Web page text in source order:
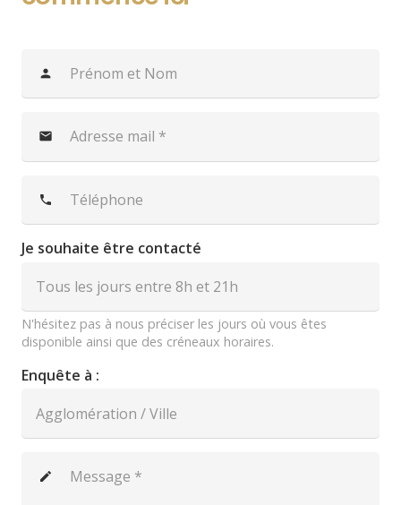
person
mail
phone
Je souhaite être contacté
N'hésitez pas à nous préciser les jours où vous êtes
disponible ainsi que des créneaux horaires.
Enquête à :
create